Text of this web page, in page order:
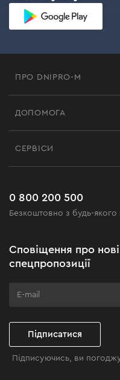
ПРО DNIPRO-M
Чорна п'ятниця
Клуб майстерності
ДОПОМОГА
Поширені запитання
СЕРВІСИ
0 800 200 500
Безкоштовно з будь-якого
Сповіщення про
спецпропозиції
Підписатися
Підписуючись, ви